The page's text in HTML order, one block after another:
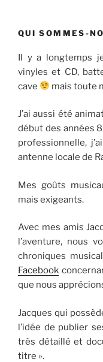
QUI SOMMES-
Il y a longtemps
vinyles et CD,
cave
mais toute
J’ai aussi été
début des années
professionnelle,
antenne locale de
Mes goûts
mais exigeants.
Avec mes amis
l’aventure, nous
chroniques
Facebook
que nous
Jacques qui
l’idée de publier
très détaillé et
titre ».